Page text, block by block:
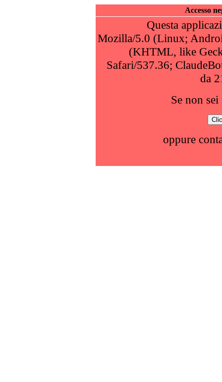
Accesso
Questa
Mozilla/5.0 (Linux;
(KHTML, like
Safari/537.36;
da
Se non
oppure